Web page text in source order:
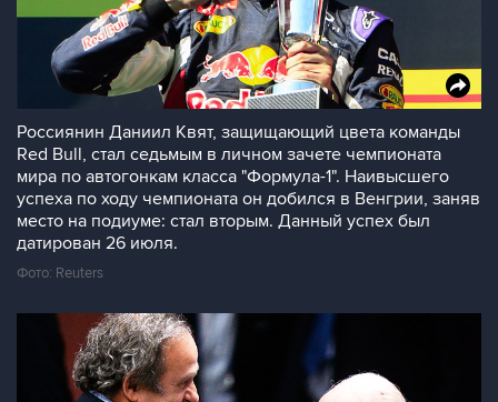
Россиянин Даниил Квят, защищающий цвета команды
Red Bull, стал седьмым в личном зачете чемпионата
мира по автогонкам класса "Формула-1". Наивысшего
успеха по ходу чемпионата он добился в Венгрии, заняв
место на подиуме: стал вторым. Данный успех был
датирован 26 июля.
Фото: Reuters